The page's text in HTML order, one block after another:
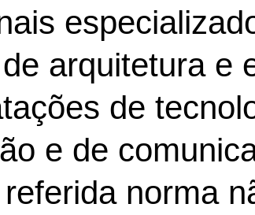
arquitetura e
de
e de
norma